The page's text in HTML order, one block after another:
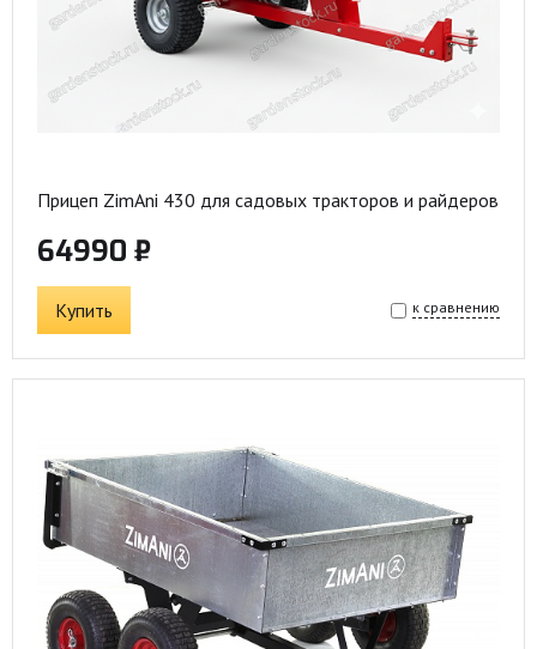
Прицеп ZimAni 430 для садовых тракторов и райдеров
64990 ₽
Купить к сравнению